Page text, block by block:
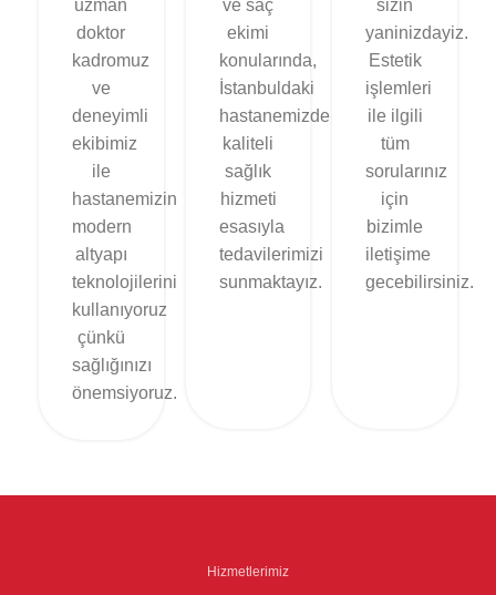
uzman
doktor
kadromuz
ve
deneyimli
ekibimiz
ile
hastanemizin
modern
altyapı
teknolojilerini
kullanıyoruz
çünkü
sağlığınızı
önemsiyoruz.
ve saç
ekimi
konularında,
İstanbuldaki
hastanemizde
kaliteli
sağlık
hizmeti
esasıyla
tedavilerimizi
sunmaktayız.
sizin
yaninizdayiz.
Estetik
işlemleri
ile ilgili
tüm
sorularınız
için
bizimle
iletişime
gecebilirsiniz.
Hizmetlerimiz